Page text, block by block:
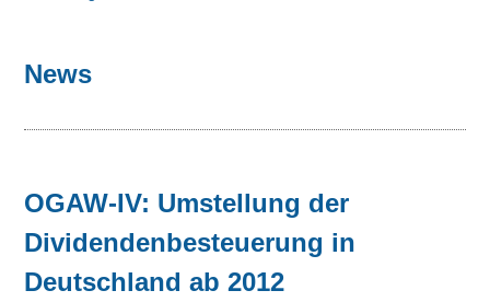
News
OGAW-IV: Umstellung der
Dividendenbesteuerung in
Deutschland ab 2012